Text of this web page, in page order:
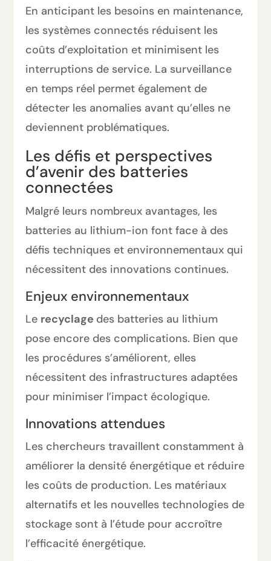
En anticipant les besoins en maintenance,
les systèmes connectés réduisent les
coûts d’exploitation et minimisent les
interruptions de service. La surveillance
en temps réel permet également de
détecter les anomalies avant qu’elles ne
deviennent problématiques.
Les défis et perspectives
d’avenir des batteries
connectées
Malgré leurs nombreux avantages, les
batteries au lithium-ion font face à des
défis techniques et environnementaux qui
nécessitent des innovations continues.
Enjeux environnementaux
Le recyclage des batteries au lithium
pose encore des complications. Bien que
les procédures s’améliorent, elles
nécessitent des infrastructures adaptées
pour minimiser l’impact écologique.
Innovations attendues
Les chercheurs travaillent constamment à
améliorer la densité énergétique et réduire
les coûts de production. Les matériaux
alternatifs et les nouvelles technologies de
stockage sont à l’étude pour accroître
l’efficacité énergétique.